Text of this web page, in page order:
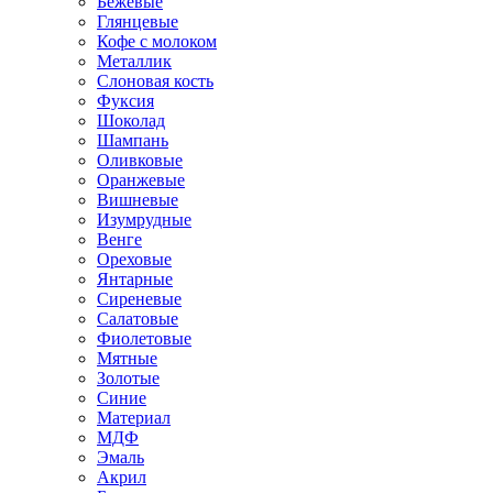
Глянцевые
Кофе с молоком
Металлик
Слоновая кость
Фуксия
Шоколад
Шампань
Оливковые
Оранжевые
Вишневые
Изумрудные
Венге
Ореховые
Янтарные
Сиреневые
Салатовые
Фиолетовые
Мятные
Золотые
Синие
Материал
МДФ
Эмаль
Акрил